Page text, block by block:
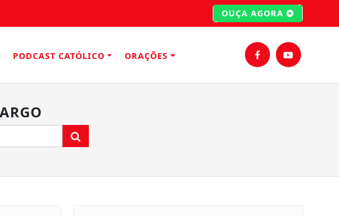
OUÇA AGORA
PODCAST CATÓLICO ORAÇÕES